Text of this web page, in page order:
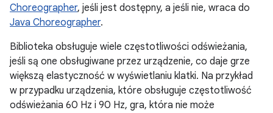
Choreographer, jeśli jest dostępny, a jeśli nie, wraca do
Java Choreographer.
Biblioteka obsługuje wiele częstotliwości odświeżania,
jeśli są one obsługiwane przez urządzenie, co daje grze
większą elastyczność w wyświetlaniu klatki. Na przykład
w przypadku urządzenia, które obsługuje częstotliwość
odświeżania 60 Hz i 90 Hz, gra, która nie może